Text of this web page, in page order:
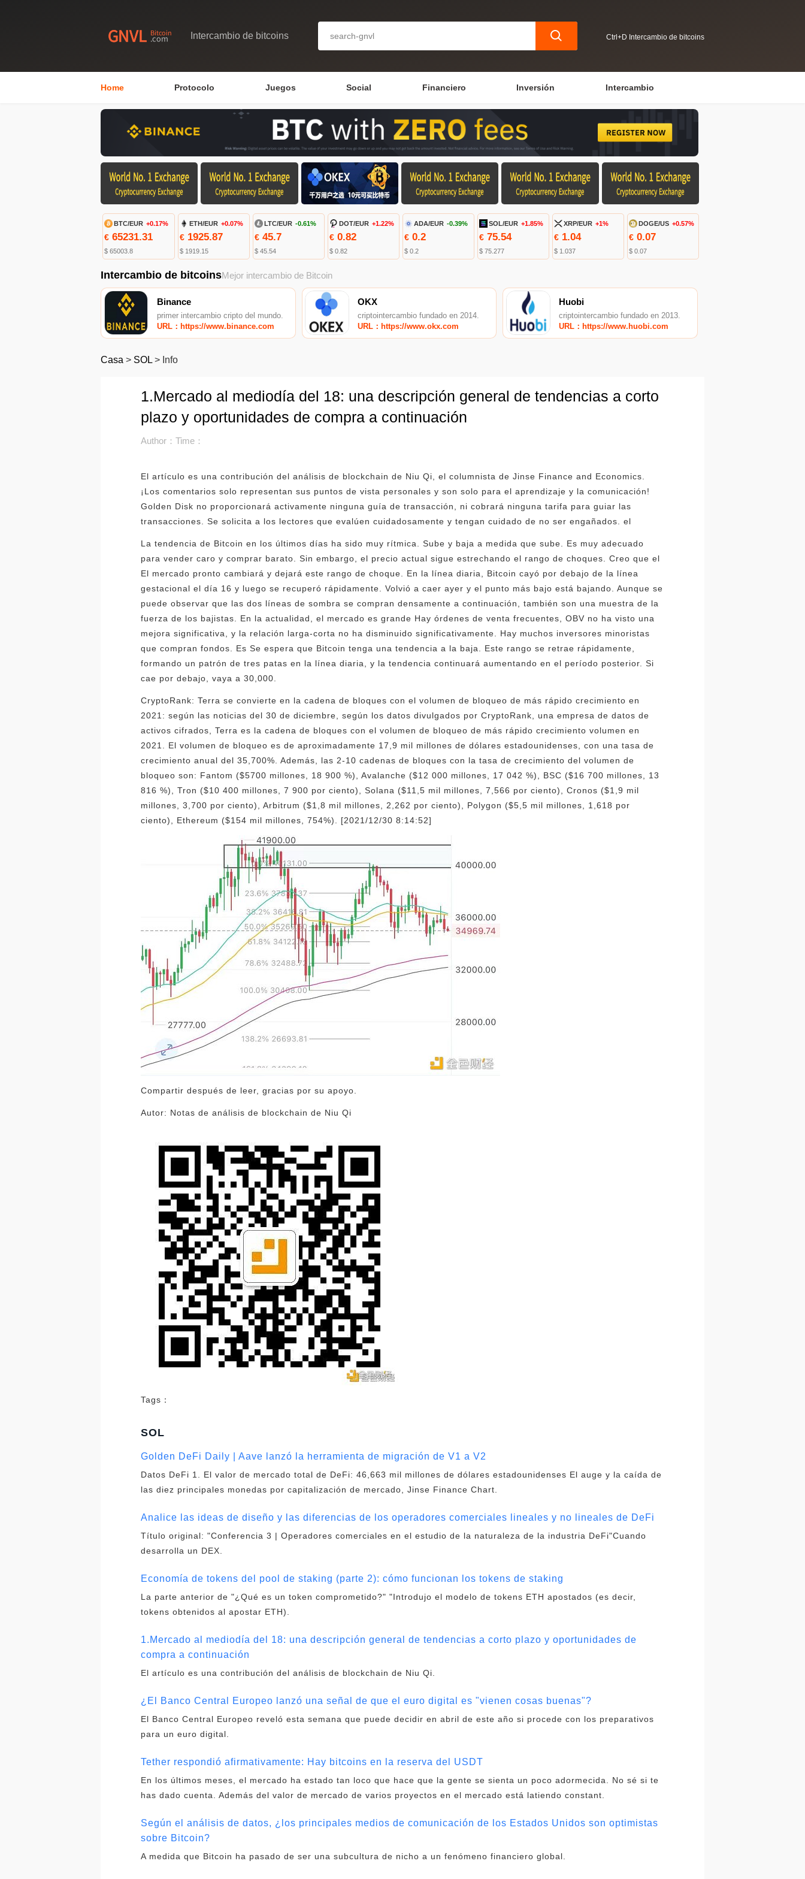
Intercambio de bitcoins Ctrl+D Intercambio de bitcoins
Home Protocolo Juegos Social Financiero Inversión Intercambio
BTC/EUR +0.17%
€ 65231.31
$ 65003.8
ETH/EUR +0.07%
€1925.87
$ 1919.15
LTC/EUR -0.61%
€45.7
$ 45.54
DOT/EUR +1.22%
€0.82
$ 0.82
ADA/EUR -0.39%
€0.2
$ 0.2
SOL/EUR +1.85%
€ 75.54
$ 75.277
XRP/EUR +1%
€ 1.04
$ 1.037
DOGE/US +0.57%
€ 0.07
$ 0.07
Intercambio de bitcoinsMejor intercambio de Bitcoin
Binance
primer intercambio cripto del mundo.
URL：https://www.binance.com
OKX
criptointercambio fundado en 2014.
URL：https://www.okx.com
Huobi
criptointercambio fundado en 2013.
URL：https://www.huobi.com
Casa > SOL > Info
1.Mercado al mediodía del 18: una descripción general de tendencias a corto
plazo y oportunidades de compra a continuación
Author：Time：
El artículo es una contribución del análisis de blockchain de Niu Qi, el columnista de Jinse Finance and Economics.
¡Los comentarios solo representan sus puntos de vista personales y son solo para el aprendizaje y la comunicación!
Golden Disk no proporcionará activamente ninguna guía de transacción, ni cobrará ninguna tarifa para guiar las
transacciones. Se solicita a los lectores que evalúen cuidadosamente y tengan cuidado de no ser engañados. el
La tendencia de Bitcoin en los últimos días ha sido muy rítmica. Sube y baja a medida que sube. Es muy adecuado
para vender caro y comprar barato. Sin embargo, el precio actual sigue estrechando el rango de choques. Creo que el
El mercado pronto cambiará y dejará este rango de choque. En la línea diaria, Bitcoin cayó por debajo de la línea
gestacional el día 16 y luego se recuperó rápidamente. Volvió a caer ayer y el punto más bajo está bajando. Aunque se
puede observar que las dos líneas de sombra se compran densamente a continuación, también son una muestra de la
fuerza de los bajistas. En la actualidad, el mercado es grande Hay órdenes de venta frecuentes, OBV no ha visto una
mejora significativa, y la relación larga-corta no ha disminuido significativamente. Hay muchos inversores minoristas
que compran fondos. Es Se espera que Bitcoin tenga una tendencia a la baja. Este rango se retrae rápidamente,
formando un patrón de tres patas en la línea diaria, y la tendencia continuará aumentando en el período posterior. Si
cae por debajo, vaya a 30,000.
CryptoRank: Terra se convierte en la cadena de bloques con el volumen de bloqueo de más rápido crecimiento en
2021: según las noticias del 30 de diciembre, según los datos divulgados por CryptoRank, una empresa de datos de
activos cifrados, Terra es la cadena de bloques con el volumen de bloqueo de más rápido crecimiento volumen en
2021. El volumen de bloqueo es de aproximadamente 17,9 mil millones de dólares estadounidenses, con una tasa de
crecimiento anual del 35,700%. Además, las 2-10 cadenas de bloques con la tasa de crecimiento del volumen de
bloqueo son: Fantom ($5700 millones, 18 900 %), Avalanche ($12 000 millones, 17 042 %), BSC ($16 700 millones, 13
816 %), Tron ($10 400 millones, 7 900 por ciento), Solana ($11,5 mil millones, 7,566 por ciento), Cronos ($1,9 mil
millones, 3,700 por ciento), Arbitrum ($1,8 mil millones, 2,262 por ciento), Polygon ($5,5 mil millones, 1,618 por
ciento), Ethereum ($154 mil millones, 754%). [2021/12/30 8:14:52]
Compartir después de leer, gracias por su apoyo.
Autor: Notas de análisis de blockchain de Niu Qi
Tags：
SOL
Golden DeFi Daily | Aave lanzó la herramienta de migración de V1 a V2
Datos DeFi 1. El valor de mercado total de DeFi: 46,663 mil millones de dólares estadounidenses El auge y la caída de
las diez principales monedas por capitalización de mercado, Jinse Finance Chart.
Analice las ideas de diseño y las diferencias de los operadores comerciales lineales y no lineales de DeFi
Título original: "Conferencia 3 | Operadores comerciales en el estudio de la naturaleza de la industria DeFi"Cuando
desarrolla un DEX.
Economía de tokens del pool de staking (parte 2): cómo funcionan los tokens de staking
La parte anterior de "¿Qué es un token comprometido?" "Introdujo el modelo de tokens ETH apostados (es decir,
tokens obtenidos al apostar ETH).
1.Mercado al mediodía del 18: una descripción general de tendencias a corto plazo y oportunidades de
compra a continuación
El artículo es una contribución del análisis de blockchain de Niu Qi.
¿El Banco Central Europeo lanzó una señal de que el euro digital es "vienen cosas buenas"?
El Banco Central Europeo reveló esta semana que puede decidir en abril de este año si procede con los preparativos
para un euro digital.
Tether respondió afirmativamente: Hay bitcoins en la reserva del USDT
En los últimos meses, el mercado ha estado tan loco que hace que la gente se sienta un poco adormecida. No sé si te
has dado cuenta. Además del valor de mercado de varios proyectos en el mercado está latiendo constant.
Según el análisis de datos, ¿los principales medios de comunicación de los Estados Unidos son optimistas
sobre Bitcoin?
A medida que Bitcoin ha pasado de ser una subcultura de nicho a un fenómeno financiero global.